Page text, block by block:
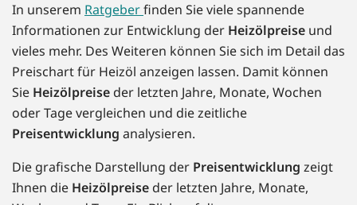
In unserem Ratgeberfinden Sie viele spannende
Informationen zur Entwicklung der Heizölpreise und
vieles mehr. Des Weiteren können Sie sich im Detail das
Preischart für Heizöl anzeigen lassen. Damit können
Sie Heizölpreise der letzten Jahre, Monate, Wochen
oder Tage vergleichen und die zeitliche
Preisentwicklung analysieren.
Die grafische Darstellung der Preisentwicklung zeigt
Ihnen die Heizölpreise der letzten Jahre, Monate,